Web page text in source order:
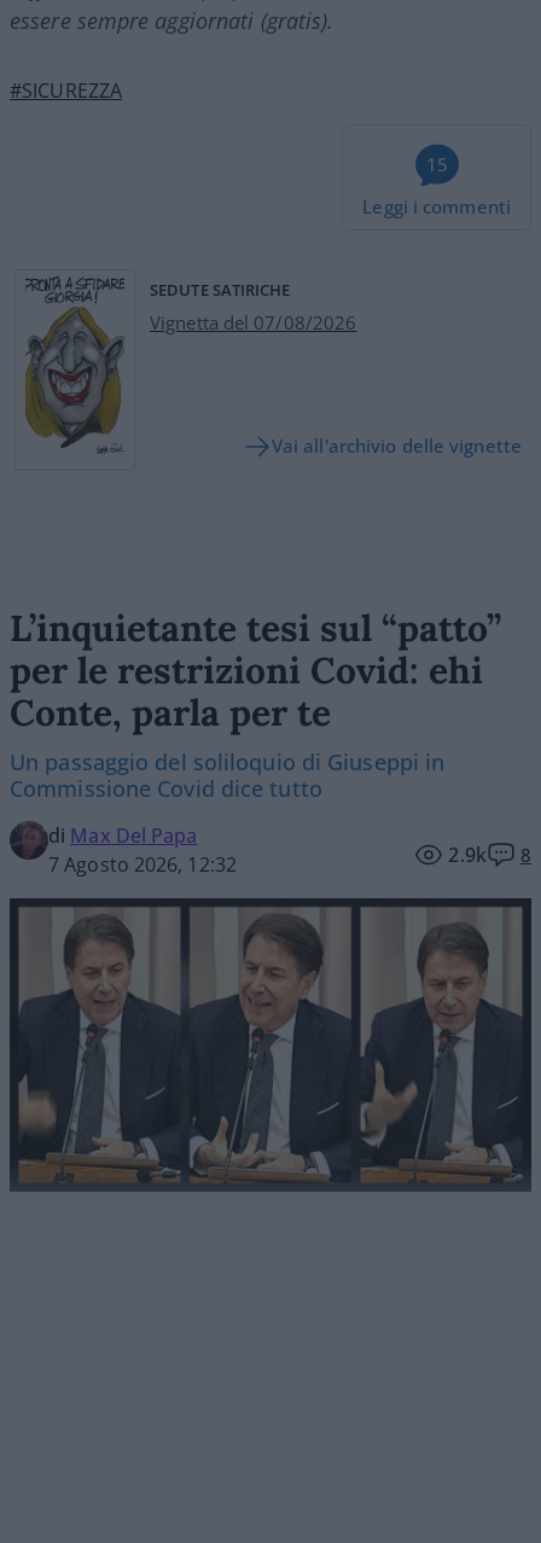
essere sempre aggiornati (gratis).
#SICUREZZA
15
Leggi i commenti
SEDUTE SATIRICHE
Vignetta del 07/08/2026
Vai all'archivio delle vignette
L’inquietante tesi sul “patto”
per le restrizioni Covid: ehi
Conte, parla per te
Un passaggio del soliloquio di Giuseppi in
Commissione Covid dice tutto
di Max Del Papa
7 Agosto 2026, 12:32
2.9k 8